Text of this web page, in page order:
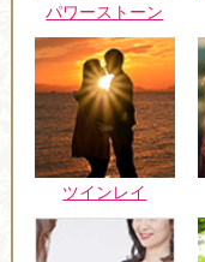
パワーストーン
ツインレイ